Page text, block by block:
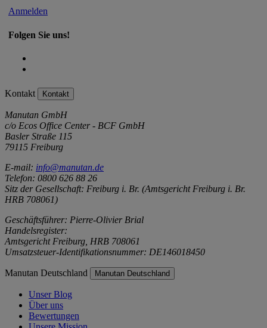
Anmelden
Folgen Sie uns!
Kontakt Kontakt
Manutan GmbH
c/o Ecos Office Center - BCF GmbH
Basler Straße 115
79115 Freiburg
E-mail: info@manutan.de
Telefon: 0800 626 88 26
Sitz der Gesellschaft: Freiburg i. Br. (Amtsgericht Freiburg i. Br.
HRB 708061)
Geschäftsführer: Pierre-Olivier Brial
Handelsregister:
Amtsgericht Freiburg, HRB 708061
Umsatzsteuer-Identifikationsnummer: DE146018450
Manutan Deutschland Manutan Deutschland
Unser Blog
Über uns
Bewertungen